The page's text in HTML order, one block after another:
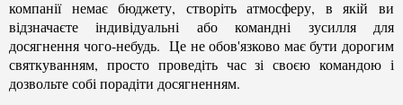
компанії немає бюджету, створіть атмосферу, в якій ви
відзначаєте індивідуальні або командні зусилля для
досягнення чого-небудь. Це не обов'язково має бути дорогим
святкуванням, просто проведіть час зі своєю командою і
дозвольте собі порадіти досягненням.